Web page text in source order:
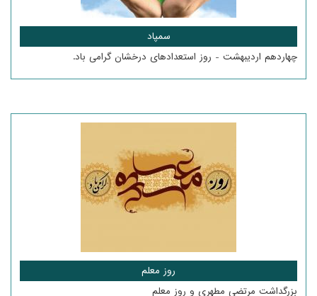
سمپاد
چهاردهم اردیبهشت - روز استعدادهای درخشان گرامی باد.
روز معلم
بزرگداشت مرتضی مطهری و روز معلم